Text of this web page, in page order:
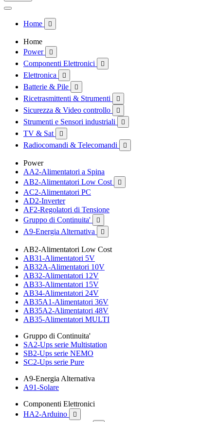
Home 
Home
Power

Componenti Elettronici 
Elettronica 
Batterie & Pile 
Ricetrasmittenti & Strumenti 
Sicurezza & Video controllo 
Strumenti e Sensori industriali 
TV & Sat 
Radiocomandi & Telecomandi 
Power
AA2-Alimentatori a Spina
AB2-Alimentatori Low Cost

AC2-Alimentatori PC
AD2-Inverter
AF2-Regolatori di Tensione
Gruppo di Continuita'

A9-Energia Alternativa 
AB2-Alimentatori Low Cost
AB31-Alimentatori 5V
AB32A-Alimentatori 10V
AB32-Alimentatori 12V
AB33-Alimentatori 15V
AB34-Alimentatori 24V
AB35A1-Alimentatori 36V
AB35A2-Alimentatori 48V
AB35-Alimentatori MULTI
Gruppo di Continuita'
SA2-Ups serie Multistation
SB2-Ups serie NEMO
SC2-Ups serie Pure
A9-Energia Alternativa
A91-Solare
Componenti Elettronici
HA2-Arduino
